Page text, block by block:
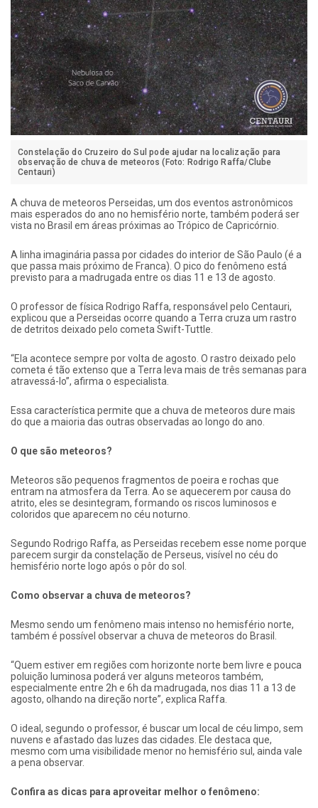
Constelação do Cruzeiro do Sul pode ajudar na localização para
observação de chuva de meteoros (Foto: Rodrigo Raffa/Clube
Centauri)
A chuva de meteoros Perseidas, um dos eventos astronômicos
mais esperados do ano no hemisfério norte, também poderá ser
vista no Brasil em áreas próximas ao Trópico de Capricórnio.
A linha imaginária passa por cidades do interior de São Paulo (é a
que passa mais próximo de Franca). O pico do fenômeno está
previsto para a madrugada entre os dias 11 e 13 de agosto.
O professor de física Rodrigo Raffa, responsável pelo Centauri,
explicou que a Perseidas ocorre quando a Terra cruza um rastro
de detritos deixado pelo cometa Swift-Tuttle.
“Ela acontece sempre por volta de agosto. O rastro deixado pelo
cometa é tão extenso que a Terra leva mais de três semanas para
atravessá-lo”, afirma o especialista.
Essa característica permite que a chuva de meteoros dure mais
do que a maioria das outras observadas ao longo do ano.
O que são meteoros?
Meteoros são pequenos fragmentos de poeira e rochas que
entram na atmosfera da Terra. Ao se aquecerem por causa do
atrito, eles se desintegram, formando os riscos luminosos e
coloridos que aparecem no céu noturno.
Segundo Rodrigo Raffa, as Perseidas recebem esse nome porque
parecem surgir da constelação de Perseus, visível no céu do
hemisfério norte logo após o pôr do sol.
Como observar a chuva de meteoros?
Mesmo sendo um fenômeno mais intenso no hemisfério norte,
também é possível observar a chuva de meteoros do Brasil.
“Quem estiver em regiões com horizonte norte bem livre e pouca
poluição luminosa poderá ver alguns meteoros também,
especialmente entre 2h e 6h da madrugada, nos dias 11 a 13 de
agosto, olhando na direção norte”, explica Raffa.
O ideal, segundo o professor, é buscar um local de céu limpo, sem
nuvens e afastado das luzes das cidades. Ele destaca que,
mesmo com uma visibilidade menor no hemisfério sul, ainda vale
a pena observar.
Confira as dicas para aproveitar melhor o fenômeno: